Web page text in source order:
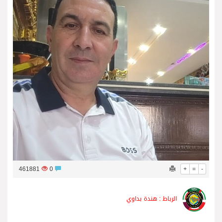
+ = -
461881
الرباط : هندة بداوي